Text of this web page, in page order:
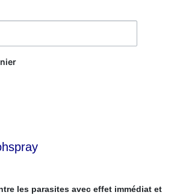
les parasites avec effet immédiat et